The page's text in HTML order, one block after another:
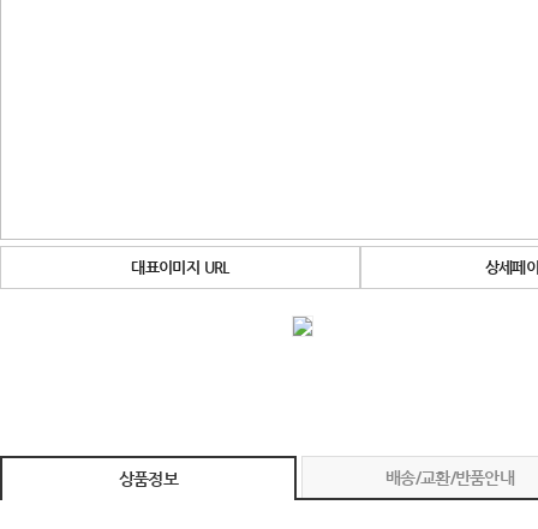
대표이미지 URL 상세페
상품정보 배송/교환/반품안내